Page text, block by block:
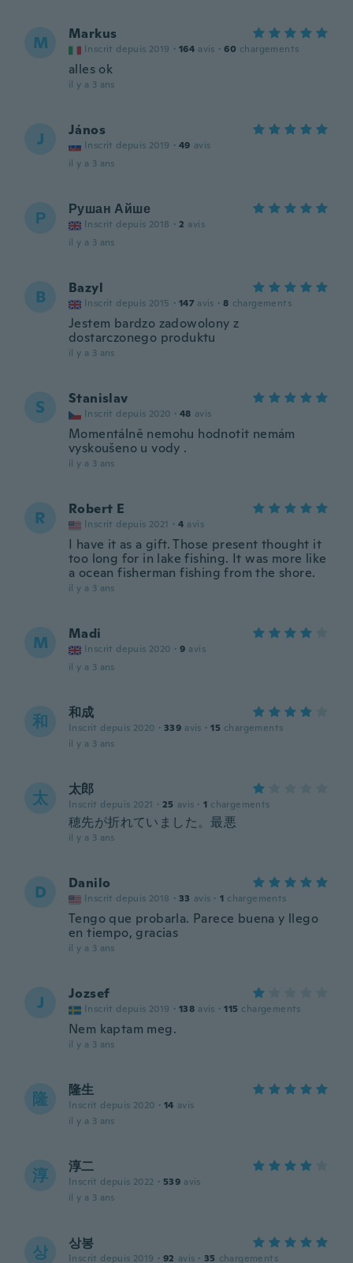
M Markus
Inscrit depuis 2019 · 164 avis · 60 chargements
alles ok
il y a 3 ans
J János
Inscrit depuis 2019 · 49 avis
il y a 3 ans
Р Рушан Айше
Inscrit depuis 2018 · 2 avis
il y a 3 ans
B Bazyl
Inscrit depuis 2015 · 147 avis · 8 chargements
Jestem bardzo zadowolony z
dostarczonego produktu
il y a 3 ans
S Stanislav
Inscrit depuis 2020 · 48 avis
Momentálně nemohu hodnotit nemám
vyskoušeno u vody .
il y a 3 ans
R Robert E
Inscrit depuis 2021 · 4 avis
I have it as a gift. Those present thought it
too long for in lake fishing. It was more like
a ocean fisherman fishing from the shore.
il y a 3 ans
M Madi
Inscrit depuis 2020 · 9 avis
il y a 3 ans
和 和成
Inscrit depuis 2020 · 339 avis · 15 chargements
il y a 3 ans
太 太郎
Inscrit depuis 2021 · 25 avis · 1 chargements
穂先が折れていました。最悪
il y a 3 ans
D Danilo
Inscrit depuis 2018 · 33 avis · 1 chargements
Tengo que probarla. Parece buena y llego
en tiempo, gracias
il y a 3 ans
J Jozsef
Inscrit depuis 2019 · 138 avis · 115 chargements
Nem kaptam meg.
il y a 3 ans
隆 隆生
Inscrit depuis 2020 · 14 avis
il y a 3 ans
淳 淳二
Inscrit depuis 2022 · 539 avis
il y a 3 ans
상 상봉
Inscrit depuis 2019 · 92 avis · 35 chargements